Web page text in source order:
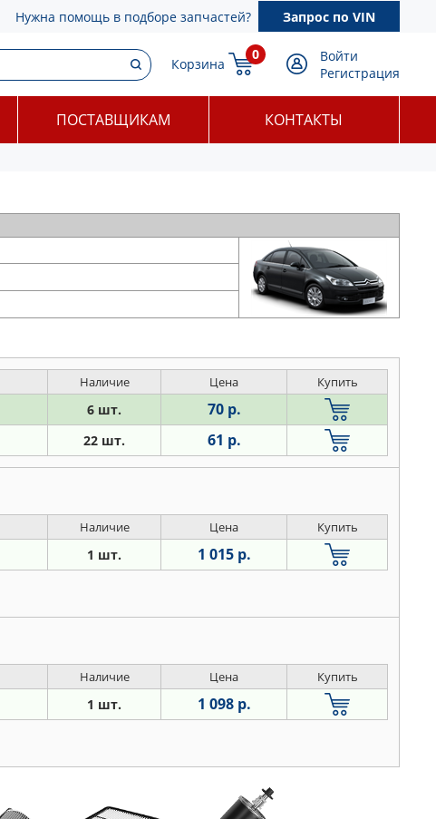
Нужна помощь в подборе запчастей? Запрос по VIN
Корзина
0
Войти
Регистрация
ПОСТАВЩИКАМ КОНТАКТЫ
Наличие Цена Купить
6 шт. 70 р.
22 шт. 61 р.
Наличие Цена Купить
1 шт. 1 015 р.
Наличие Цена Купить
1 шт. 1 098 р.